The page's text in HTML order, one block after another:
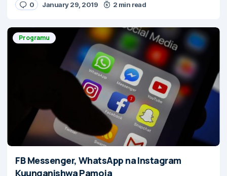
0 January 29, 2019 2 min read
Programu
FB Messenger, WhatsApp na Instagram
Kuunganishwa Pamoja